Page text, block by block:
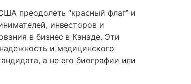
преодолеть “красный флаг” и
инвесторов и
в бизнес в Канаде. Эти
и медицинского
а не его биографии или